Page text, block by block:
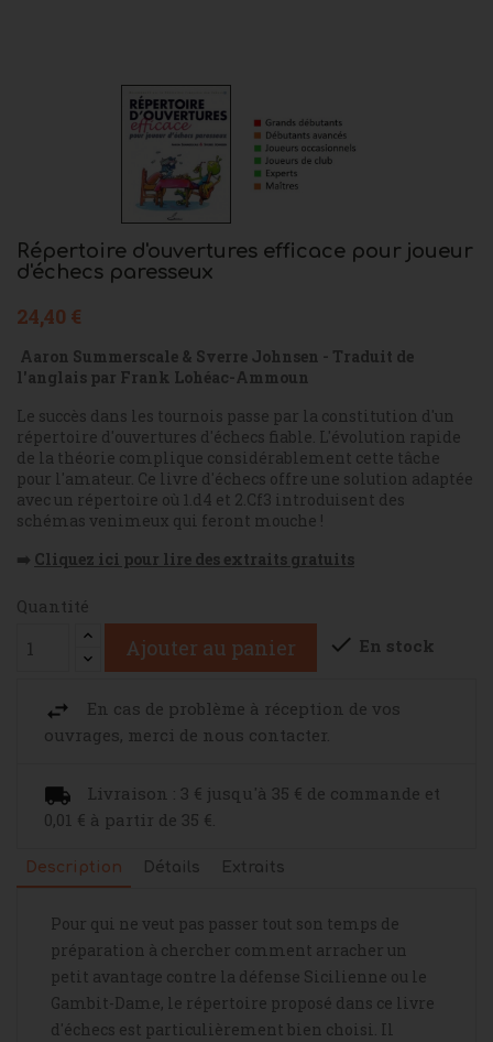
Répertoire d'ouvertures efficace pour joueur
d'échecs paresseux
24,40 €
Aaron Summerscale & Sverre Johnsen - Traduit de
l'anglais par Frank Lohéac-Ammoun
Le succès dans les tournois passe par la constitution d'un
répertoire d'ouvertures d'échecs fiable. L'évolution rapide
de la théorie complique considérablement cette tâche
pour l'amateur. Ce livre d'échecs offre une solution adaptée
avec un répertoire où 1.d4 et 2.Cf3 introduisent des
schémas venimeux qui feront mouche !
➡️ Cliquez ici pour lire des extraits gratuits
Quantité
Ajouter au panier  En stock
En cas de problème à réception de vos
ouvrages, merci de nous contacter.
Livraison : 3 € jusqu'à 35 € de commande et
0,01 € à partir de 35 €.
Description Détails Extraits
Pour qui ne veut pas passer tout son temps de
préparation à chercher comment arracher un
petit avantage contre la défense Sicilienne ou le
Gambit-Dame, le répertoire proposé dans ce livre
d'échecs est particulièrement bien choisi. Il